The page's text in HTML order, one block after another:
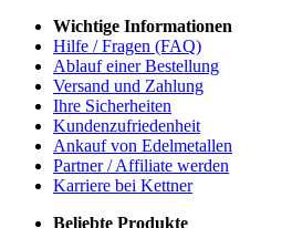
Wichtige Informationen
Hilfe / Fragen (FAQ)
Ablauf einer Bestellung
Versand und Zahlung
Ihre Sicherheiten
Kundenzufriedenheit
Ankauf von Edelmetallen
Partner / Affiliate werden
Karriere bei Kettner
Beliebte Produkte